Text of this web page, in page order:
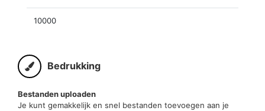
10000
Bedrukking
Bestanden uploaden
Je kunt gemakkelijk en snel bestanden toevoegen aan je